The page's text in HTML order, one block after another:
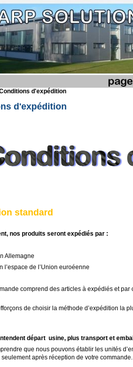
d'expédition
d'expédition
standard
nos produits seront expédiés par :
Allemagne
l’espace de l’Union euroéenne
comprend des articles à expédiés et par
de choisir la méthode d’expédition la
départ usine, plus transport et
que nous pouvons établir les unités
seulement après réception de votre commande.